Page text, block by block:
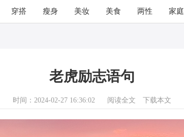
穿搭 瘦身 美妆 美食 两性 家庭
老虎励志语句
时间：2024-02-27 16:36:02 阅读全文 下载本文